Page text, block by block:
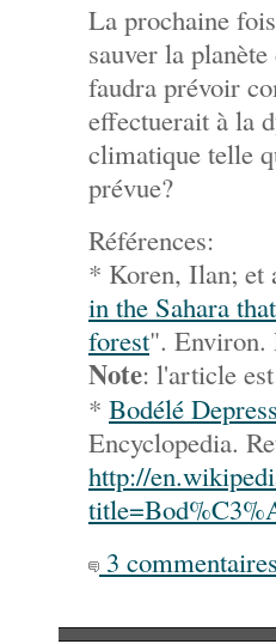
La prochaine
sauver la
faudra prévoir
effectuerait à la
climatique telle
prévue?
Références:
* Koren, Ilan; et
in the Sahara
forest". Environ.
Note: l'article
* Bodélé
Encyclopedia.
http://
3 commentaires